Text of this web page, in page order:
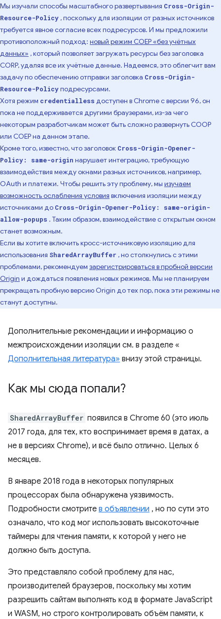
Мы изучали способы масштабного развертывания Cross-Origin-
Resource-Policy , поскольку для изоляции от разных источников
требуется явное согласие всех подресурсов. И мы предложили
противоположный подход: новый режим COEP «без учётных
данных» , который позволяет загружать ресурсы без заголовка
CORP, удаляя все их учётные данные. Надеемся, это облегчит вам
задачу по обеспечению отправки заголовка Cross-Origin-
Resource-Policyподресурсами.
Хотя режим credentialless доступен в Chrome с версии 96, он
пока не поддерживается другими браузерами, из-за чего
некоторым разработчикам может быть сложно развернуть COOP
или COEP на данном этапе.
Кроме того, известно, что заголовок Cross-Origin-Opener-
Policy: same-origin нарушает интеграцию, требующую
взаимодействия между окнами разных источников, например,
OAuth и платежи. Чтобы решить эту проблему, мы изучаем
возможность ослабления условия включения изоляции между
источниками до Cross-Origin-Opener-Policy: same-origin-
allow-popups . Таким образом, взаимодействие с открытым окном
станет возможным.
Если вы хотите включить кросс-источниковую изоляцию для
использования SharedArrayBuffer , но столкнулись с этими
проблемами, рекомендуем зарегистрироваться в пробной версии
Origin и дождаться появления новых режимов. Мы не планируем
прекращать пробную версию Origin до тех пор, пока эти режимы не
станут доступны.
Дополнительные рекомендации и информацию о
межпроисхождении изоляции см. в разделе «
Дополнительная литература» внизу этой страницы.
Как мы сюда попали?
SharedArrayBuffer появился в Chrome 60 (это июль
2017 года, для тех, кто воспринимает время в датах, а
не в версиях Chrome), и всё было отлично. Целых 6
месяцев.
В январе 2018 года в некоторых популярных
процессорах была обнаружена уязвимость.
Подробности смотрите в объявлении , но по сути это
означало, что код мог использовать высокоточные
таймеры для чтения памяти, к которой у него не
должно быть доступа.
Это представляло собой проблему для нас,
производителей браузеров, поскольку мы хотим
разрешить сайтам выполнять код в формате JavaScript
и WASM, но строго контролировать объём памяти, к